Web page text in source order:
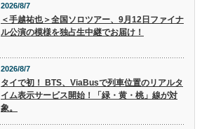
2026/8/7
＜手越祐也＞全国ソロツアー、9月12日ファイナ
ル公演の模様を独占生中継でお届け！
2026/8/7
タイで初！ BTS、ViaBusで列車位置のリアルタ
イム表示サービス開始！「緑・黄・桃」線が対
象。